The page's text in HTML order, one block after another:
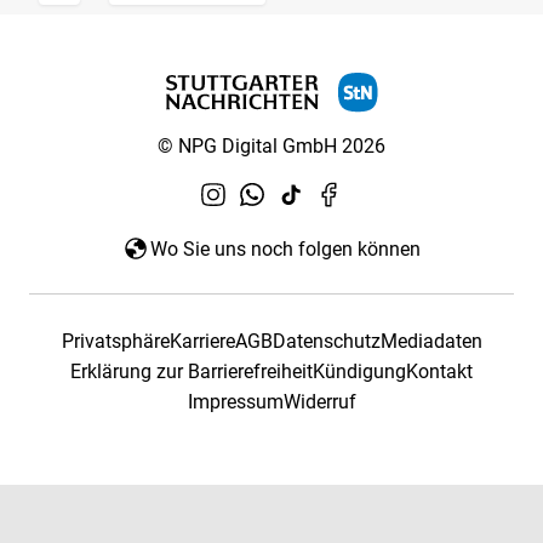
© NPG Digital GmbH 2026
Wo Sie uns noch folgen können
PrivatsphäreKarriereAGBDatenschutzMediadaten
Erklärung zur BarrierefreiheitKündigungKontakt
ImpressumWiderruf